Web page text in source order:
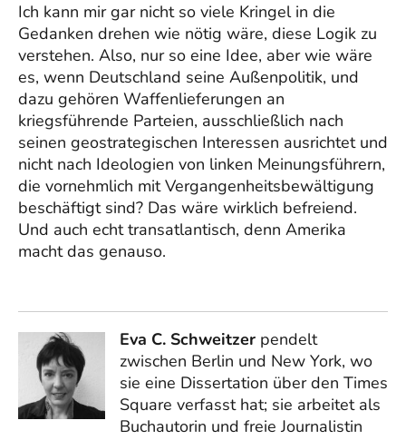
Ich kann mir gar nicht so viele Kringel in die
Gedanken drehen wie nötig wäre, diese Logik zu
verstehen. Also, nur so eine Idee, aber wie wäre
es, wenn Deutschland seine Außenpolitik, und
dazu gehören Waffenlieferungen an
kriegsführende Parteien, ausschließlich nach
seinen geostrategischen Interessen ausrichtet und
nicht nach Ideologien von linken Meinungsführern,
die vornehmlich mit Vergangenheitsbewältigung
beschäftigt sind? Das wäre wirklich befreiend.
Und auch echt transatlantisch, denn Amerika
macht das genauso.
Eva C. Schweitzer pendelt
zwischen Berlin und New York, wo
sie eine Dissertation über den Times
Square verfasst hat; sie arbeitet als
Buchautorin und freie Journalistin